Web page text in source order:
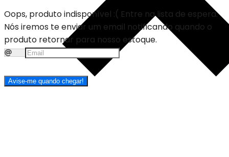
Oops, produto indisponível :( Entre na lista de espera.
Nós iremos te enviar um email notificando quando o
produto retornar para nosso estoque.
Avise-me quando chegar!